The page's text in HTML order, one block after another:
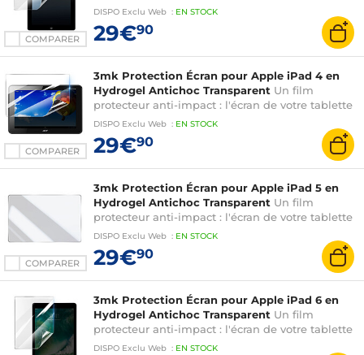
COMPARER
est renforcé jusqu'à 300%
DISPO Exclu Web : EN STOCK
29€90
COMPARER
3mk Protection Écran pour Apple iPad 4 en
Hydrogel Antichoc Transparent Un film
protecteur anti-impact : l'écran de votre tablette
est renforcé jusqu'à 300%
DISPO Exclu Web : EN STOCK
29€90
COMPARER
3mk Protection Écran pour Apple iPad 5 en
Hydrogel Antichoc Transparent Un film
protecteur anti-impact : l'écran de votre tablette
est renforcé jusqu'à 300%
DISPO Exclu Web : EN STOCK
29€90
3mk Protection Écran pour Apple iPad 6 en
Hydrogel Antichoc Transparent Un film
protecteur anti-impact : l'écran de votre tablette
est renforcé jusqu'à 300%
DISPO Exclu Web : EN STOCK